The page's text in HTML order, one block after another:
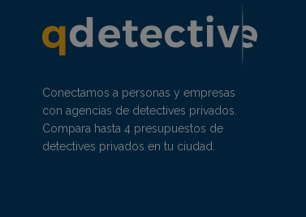
Conectamos a personas y empresas
con agencias de detectives privados.
Compara hasta 4 presupuestos de
detectives privados en tu ciudad.